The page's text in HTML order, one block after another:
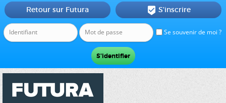
Se souvenir de moi ?
Retour sur Futura  S'inscrire